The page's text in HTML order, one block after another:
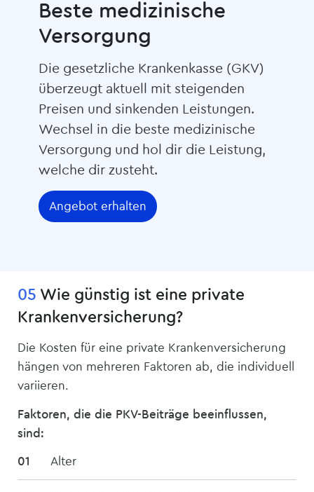
Beste medizinische
Versorgung
Die gesetzliche Krankenkasse (GKV)
überzeugt aktuell mit steigenden
Preisen und sinkenden Leistungen.
Wechsel in die beste medizinische
Versorgung und hol dir die Leistung,
welche dir zusteht.
Angebot erhalten
05 Wie günstig ist eine private
Kranken­­versicherung?
Die Kosten für eine private Kranken­versicherung
hängen von mehreren Faktoren ab, die individuell
variieren.
Faktoren, die die PKV-Beiträge beeinflussen,
sind:
Alter